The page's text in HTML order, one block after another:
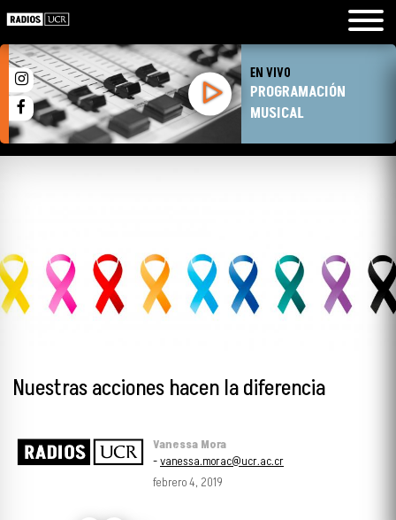
EN VIVO
PROGRAMACIÓN
MUSICAL
Nuestras acciones hacen la diferencia
Vanessa Mora
-vanessa.morac@ucr.ac.cr
febrero 4, 2019